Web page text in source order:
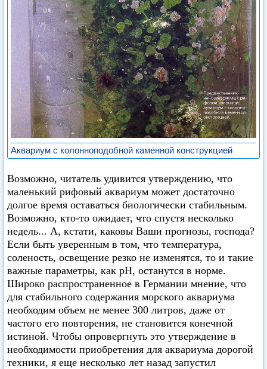
Аквариум с колонноподобной каменной конструкцией
Возможно, читатель удивится утверждению, что
маленький рифовый аквариум может достаточно
долгое время оставаться биологически стабильным.
Возможно, кто-то ожидает, что спустя несколько
недель... А, кстати, каковы Ваши прогнозы, господа?
Если быть уверенным в том, что температура,
соленость, освещение резко не изменятся, то и такие
важные параметры, как pH, останутся в норме.
Широко распространенное в Германии мнение, что
для стабильного содержания морского аквариума
необходим объем не менее 300 литров, даже от
частого его повторения, не становится конечной
истиной. Чтобы опровергнуть это утверждение в
необходимости приобретения для аквариума дорогой
техники, я еще несколько лет назад запустил